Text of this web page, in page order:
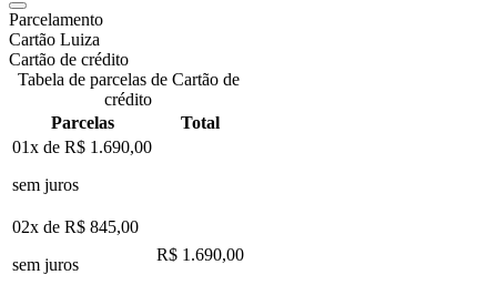
Parcelamento
Cartão Luiza
Cartão de crédito
Tabela de parcelas de Cartão de
crédito
Parcelas
Total
01x de R$ 1.690,00
sem juros
02x de R$ 845,00
sem juros
R$ 1.690,00